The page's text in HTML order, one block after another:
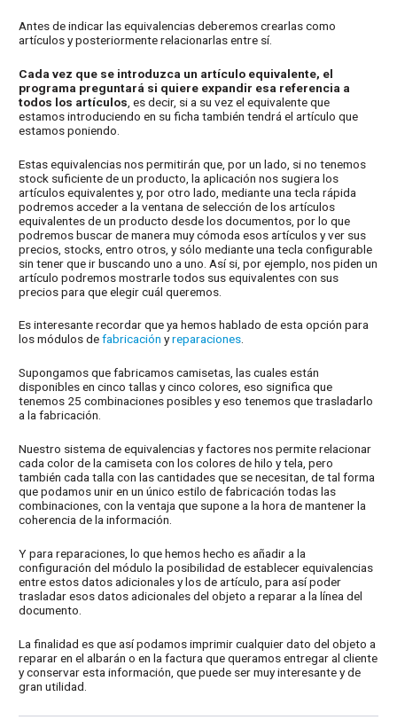
Antes de indicar las equivalencias deberemos crearlas como
artículos y posteriormente relacionarlas entre sí.
Cada vez que se introduzca un artículo equivalente, el
programa preguntará si quiere expandir esa referencia a
todos los artículos , es decir, si a su vez el equivalente que
estamos introduciendo en su ficha también tendrá el artículo que
estamos poniendo.
Estas equivalencias nos permitirán que, por un lado, si no tenemos
stock suficiente de un producto, la aplicación nos sugiera los
artículos equivalentes y, por otro lado, mediante una tecla rápida
podremos acceder a la ventana de selección de los artículos
equivalentes de un producto desde los documentos, por lo que
podremos buscar de manera muy cómoda esos artículos y ver sus
precios, stocks, entro otros, y sólo mediante una tecla configurable
sin tener que ir buscando uno a uno. Así si, por ejemplo, nos piden un
artículo podremos mostrarle todos sus equivalentes con sus
precios para que elegir cuál queremos.
Es interesante recordar que ya hemos hablado de esta opción para
los módulos defabricación yreparaciones.
Supongamos que fabricamos camisetas, las cuales están
disponibles en cinco tallas y cinco colores, eso significa que
tenemos 25 combinaciones posibles y eso tenemos que trasladarlo
a la fabricación.
Nuestro sistema de equivalencias y factores nos permite relacionar
cada color de la camiseta con los colores de hilo y tela, pero
también cada talla con las cantidades que se necesitan, de tal forma
que podamos unir en un único estilo de fabricación todas las
combinaciones, con la ventaja que supone a la hora de mantener la
coherencia de la información.
Y para reparaciones, lo que hemos hecho es añadir a la
configuración del módulo la posibilidad de establecer equivalencias
entre estos datos adicionales y los de artículo, para así poder
trasladar esos datos adicionales del objeto a reparar a la línea del
documento.
La finalidad es que así podamos imprimir cualquier dato del objeto a
reparar en el albarán o en la factura que queramos entregar al cliente
y conservar esta información, que puede ser muy interesante y de
gran utilidad.